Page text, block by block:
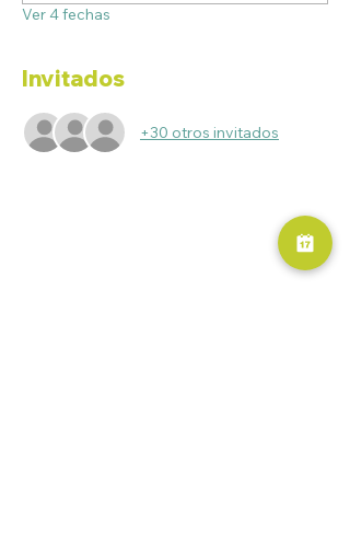
Ver 4 fechas
Invitados
+30 otros invitados